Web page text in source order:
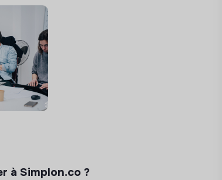
à Simplon.co ?